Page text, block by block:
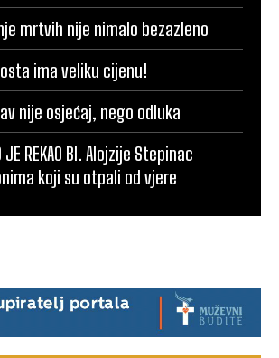
mrtvih nije nimalo bezazleno
ima veliku cijenu!
nije osjećaj, nego odluka
JE REKAO Bl. Alojzije Stepinac
koji su otpali od vjere